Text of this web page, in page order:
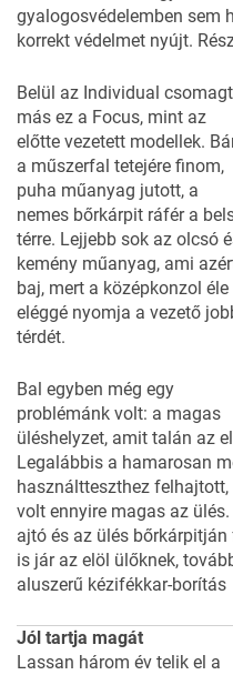
gyalogosvédelemben sem
korrekt védelmet nyújt.
Belül az Individual
más ez a Focus, mint az
előtte vezetett modellek.
a műszerfal tetejére finom,
puha műanyag jutott, a
nemes bőrkárpit ráfér a
térre. Lejjebb sok az olcsó
kemény műanyag, ami
baj, mert a középkonzol éle
eléggé nyomja a vezető
térdét.
Bal egyben még egy
problémánk volt: a magas
üléshelyzet, amit talán az
Legalábbis a hamarosan
használtteszthez
volt ennyire magas az
ajtó és az ülés
is jár az elöl ülőknek,
aluszerű kézifékkar-borítás
Jól tartja magát
Lassan három év telik el a